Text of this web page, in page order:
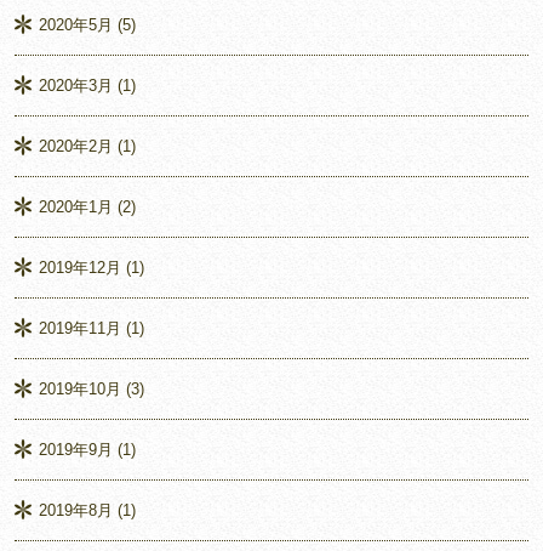
2020年5月 (5)
2020年3月 (1)
2020年2月 (1)
2020年1月 (2)
2019年12月 (1)
2019年11月 (1)
2019年10月 (3)
2019年9月 (1)
2019年8月 (1)